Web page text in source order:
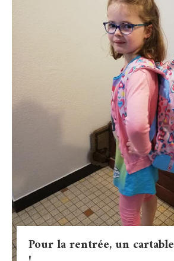
Pour la rentrée, un